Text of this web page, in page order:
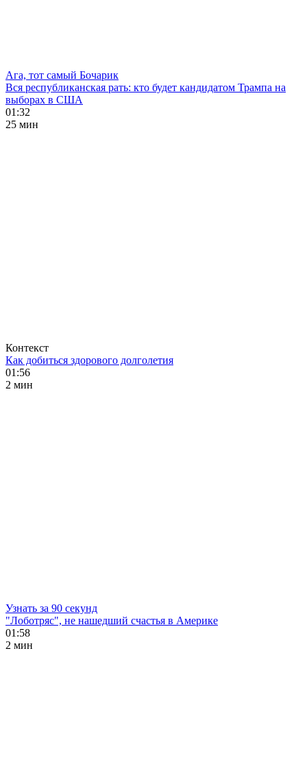
Ага, тот самый Бочарик
Вся республиканская рать: кто будет кандидатом Трампа на
выборах в США
01:32
25 мин
Контекст
Как добиться здорового долголетия
01:56
2 мин
Узнать за 90 секунд
"Лоботряс", не нашедший счастья в Америке
01:58
2 мин